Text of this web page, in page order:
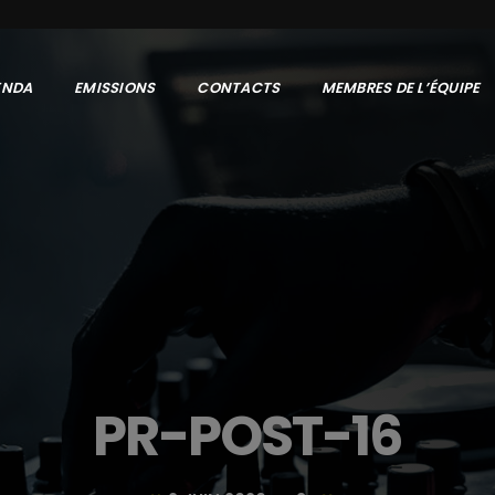
EMISSIONS CONTACTS MEMBRES DE L’ÉQUIPE
PR-POST-16